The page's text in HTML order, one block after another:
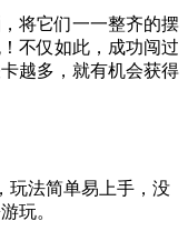
将它们一一整齐的摆
不仅如此，成功闯过
越多，就有机会获得
玩法简单易上手，没
玩。